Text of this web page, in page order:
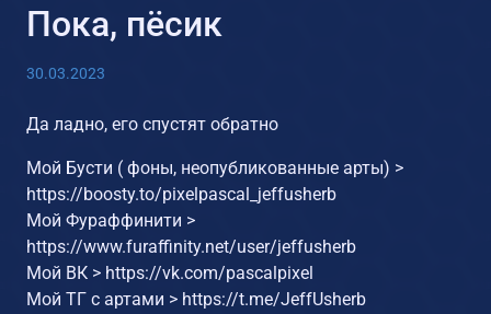
Пока, пёсик
30.03.2023
Да ладно, его спустят обратно
Мой Бусти ( фоны, неопубликованные арты) >
https://boosty.to/pixelpascal_jeffusherb
Мой Фураффинити >
https://www.furaffinity.net/user/jeffusherb
Мой ВК > https://vk.com/pascalpixel
Мой ТГ c артами > https://t.me/JeffUsherb